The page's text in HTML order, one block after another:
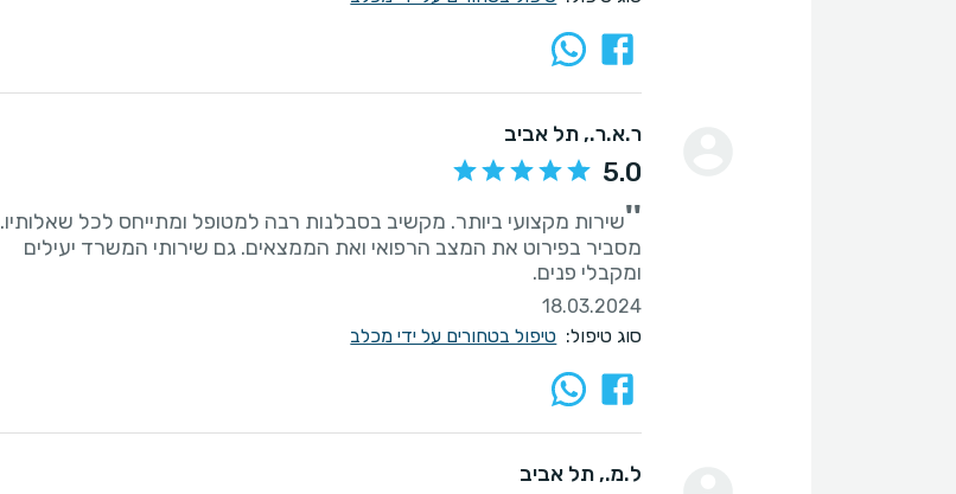
ר.א.ר., תל אביב
5.0
''שירות מקצועי ביותר. מקשיב בסבלנות רבה למטופל ומתייחס לכל שאלותיו.
מסביר בפירוט את המצב הרפואי ואת הממצאים. גם שירותי המשרד יעילים
ומקבלי פנים.
18.03.2024
סוג טיפול: טיפול בטחורים על ידי מכלב
ל.מ., תל אביב